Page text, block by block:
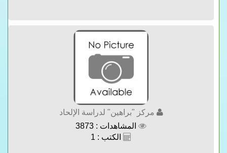
مركز "براهين" لدراسة الإلحاد
المشاهدات : 3873
الكتب : 1